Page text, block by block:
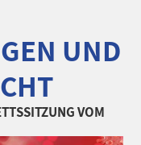
UND
VOM